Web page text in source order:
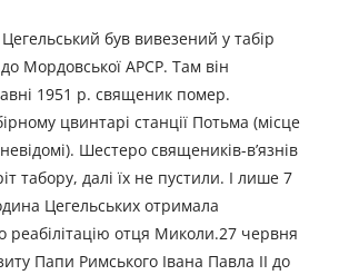
був вивезений у табір
Мордовської АРСР. Там він
1951 р. священик помер.
цвинтарі станції Потьма (місце
Шестеро священиків-в’язнів
табору, далі їх не пустили. І лише 7
Цегельських отримала
реабілітацію отця Миколи.27 червня
Папи Римського Івана Павла ІІ до